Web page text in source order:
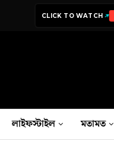
CLICK TO WATCH
লাইফস্টাইল মতামত